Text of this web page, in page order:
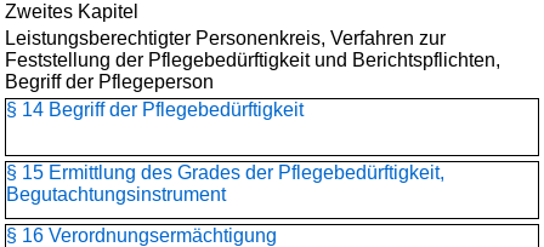
Zweites Kapitel
Leistungsberechtigter Personenkreis, Verfahren zur
Feststellung der Pflegebedürftigkeit und Berichtspflichten,
Begriff der Pflegeperson
§ 14 Begriff der Pflegebedürftigkeit
§ 15 Ermittlung des Grades der Pflegebedürftigkeit,
Begutachtungsinstrument
§ 16 Verordnungsermächtigung